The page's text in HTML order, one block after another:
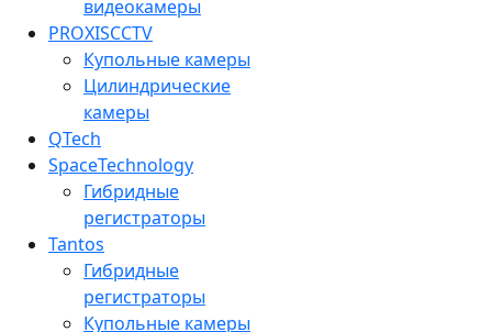
видеокамеры
PROXISCCTV
Купольные камеры
Цилиндрические
камеры
QTech
SpaceTechnology
Гибридные
регистраторы
Tantos
Гибридные
регистраторы
Купольные камеры